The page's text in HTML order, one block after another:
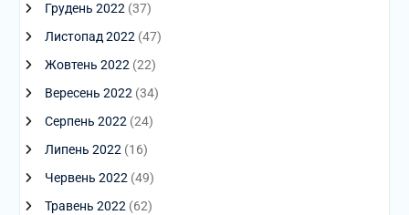
Грудень 2022(37)
Листопад 2022(47)
Жовтень 2022(22)
Вересень 2022(34)
Серпень 2022(24)
Липень 2022(16)
Червень 2022(49)
Травень 2022(62)